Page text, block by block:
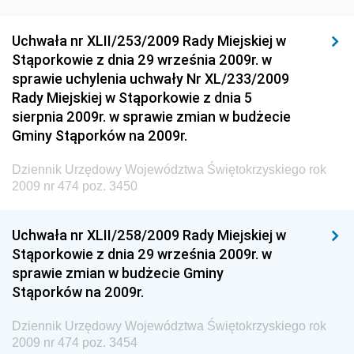
Dziennik Urzędowy Ministra Budownictwa i Przemysłu
Materiałów Budowlanych
Dziennik Urzędowy Ministra Infrastruktury i Rozwoju
Dziennik Urzędowy Głównego Inspektoratu Ochrony
Środowiska
Środowiska
Dziennik Urzędowy Ministerstwa Administracji i
Gospodarki Przestrzennej
Dziennik Urzędowy Unii Europejskiej, L
Dziennik Urzędowy Ministerstwa Komunikacji
Dziennik Urzędowy Ministerstwa Przemysłu
Uchwała nr XLII/253/2009 Rady Miejskiej w
Stąporkowie z dnia 29 września 2009r. w
sprawie uchylenia uchwały Nr XL/233/2009
Rady Miejskiej w Stąporkowie z dnia 5
sierpnia 2009r. w sprawie zmian w budżecie
Gminy Stąporków na 2009r.
Dziennik Urzędowy Województwa Świętokrzyskiego rok
2009 nr 474 poz. 3450
Uchwała nr XLII/258/2009 Rady Miejskiej w
Stąporkowie z dnia 29 września 2009r. w
sprawie zmian w budżecie Gminy
Stąporków na 2009r.
Dziennik Urzędowy Województwa Świętokrzyskiego rok
2009 nr 474 poz. 3454